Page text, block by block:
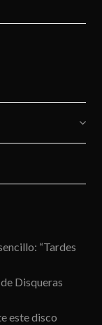
“Tardes
Disqueras
este disco